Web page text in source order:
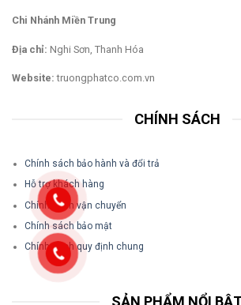
Chi Nhánh Miền Trung
Địa chỉ: Nghi Sơn, Thanh Hóa
Website: truongphatco.com.vn
CHÍNH SÁCH
Chính sách bảo hành và đổi trả
Hỗ trợ khách hàng
Chính sách vận chuyển
Chính sách bảo mật
Chính sách quy định chung
SẢN PHẨM NỔI